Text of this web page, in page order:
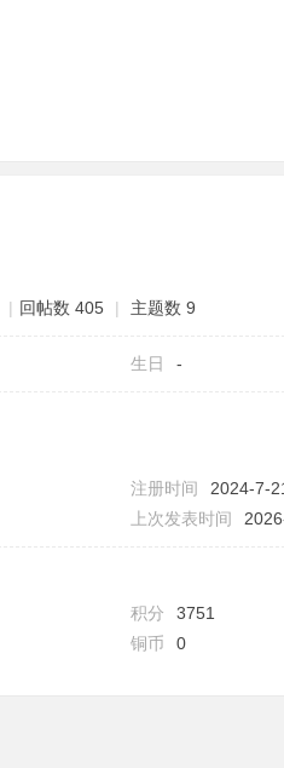
| 回帖数 405 | 主题数 9
生日 -
注册时间
2024-7-
上次发表时间
积分
3751
铜币 0